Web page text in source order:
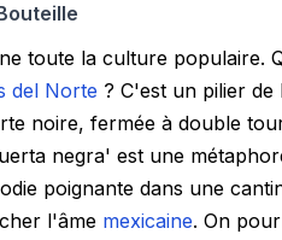
toute la culture populaire.
del Norte ? C'est un pilier
noire, fermée à double
negra' est une
poignante dans une
l'âme mexicaine. On